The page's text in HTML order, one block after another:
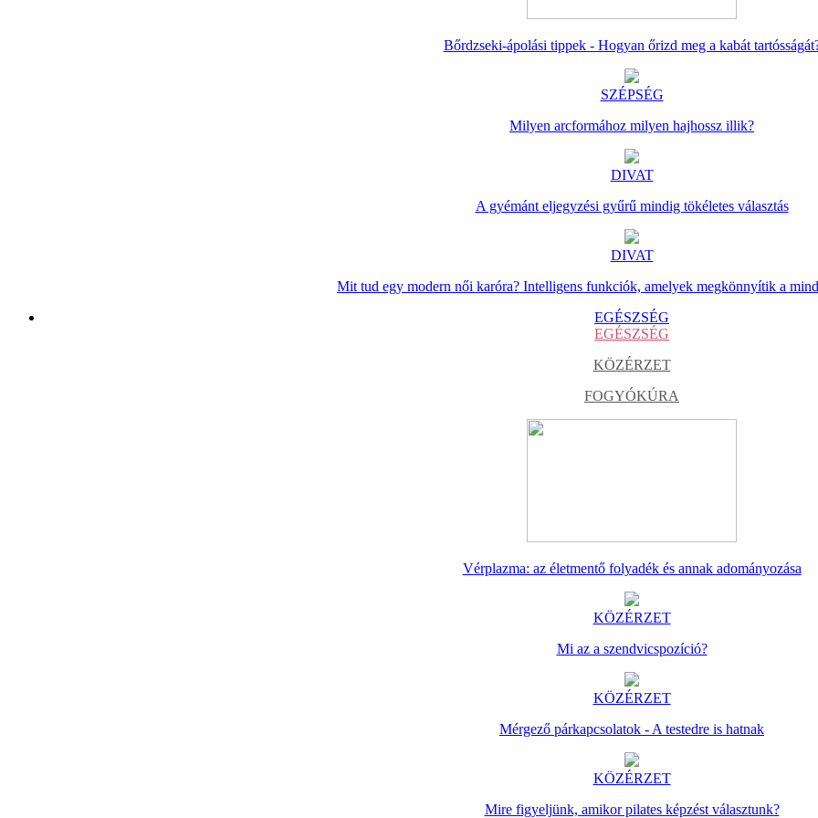
Bőrdzseki-ápolási tippek - Hogyan őrizd meg a kabát
SZÉPSÉG
Milyen arcformához milyen hajhossz illik?
DIVAT
A gyémánt eljegyzési gyűrű mindig tökéletes választás
DIVAT
Mit tud egy modern női karóra? Intelligens funkciók, amelyek megkönnyítik a
EGÉSZSÉG
EGÉSZSÉG
KÖZÉRZET
FOGYÓKÚRA
Vérplazma: az életmentő folyadék és annak adományozása
KÖZÉRZET
Mi az a szendvicspozíció?
KÖZÉRZET
Mérgező párkapcsolatok - A testedre is hatnak
KÖZÉRZET
Mire figyeljünk, amikor pilates képzést választunk?